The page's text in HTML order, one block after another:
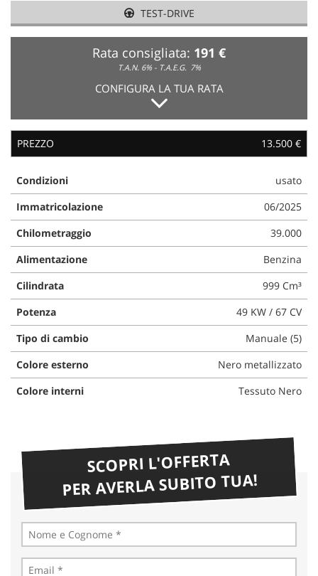
TEST-DRIVE
Rata consigliata: 191 €
T.A.N. 6% - T.A.E.G. 7%
CONFIGURA LA TUA RATA
PREZZO 13.500 €
Condizioni
usato
Immatricolazione
06/2025
Chilometraggio
39.000
Alimentazione
Benzina
Cilindrata
999 Cm³
Potenza
49 KW / 67 CV
Tipo di cambio
Manuale (5)
Colore esterno
Nero metallizzato
Colore interni
Tessuto Nero
SCOPRI L'OFFERTA
PER AVERLA SUBITO TUA!